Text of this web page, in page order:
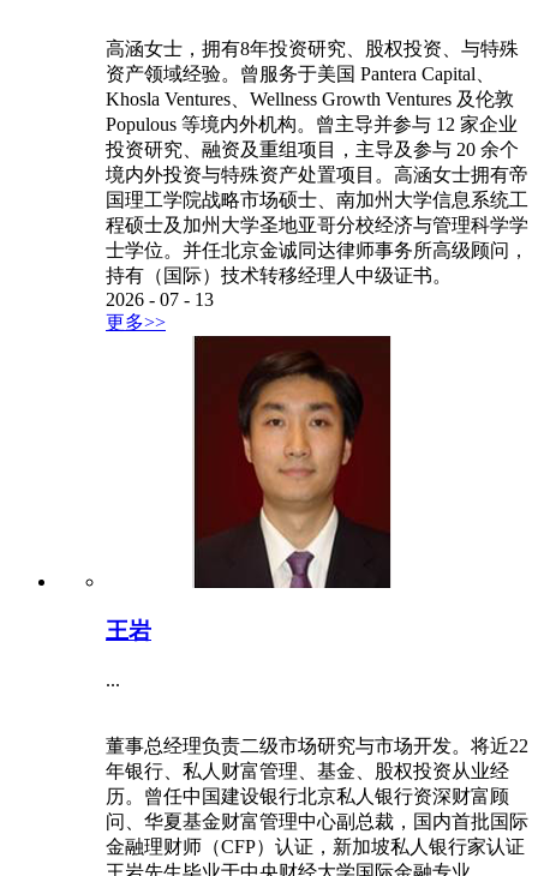
高涵女士，拥有8年投资研究、股权投资、与特殊
资产领域经验。曾服务于美国 Pantera Capital、
Khosla Ventures、Wellness Growth Ventures 及伦敦
Populous 等境内外机构。曾主导并参与 12 家企业
投资研究、融资及重组项目，主导及参与 20 余个
境内外投资与特殊资产处置项目。高涵女士拥有帝
国理工学院战略市场硕士、南加州大学信息系统工
程硕士及加州大学圣地亚哥分校经济与管理科学学
士学位。并任北京金诚同达律师事务所高级顾问，
持有（国际）技术转移经理人中级证书。
2026 - 07 - 13
更多>>
王岩
...
董事总经理负责二级市场研究与市场开发。将近22
年银行、私人财富管理、基金、股权投资从业经
历。曾任中国建设银行北京私人银行资深财富顾
问、华夏基金财富管理中心副总裁，国内首批国际
金融理财师（CFP）认证，新加坡私人银行家认证
王岩先生毕业于中央财经大学国际金融专业